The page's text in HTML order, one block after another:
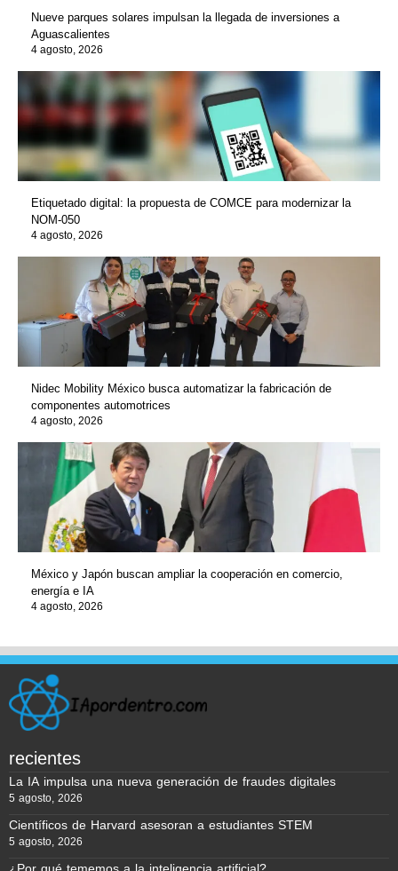
Nueve parques solares impulsan la llegada de inversiones a
Aguascalientes
4 agosto, 2026
Etiquetado digital: la propuesta de COMCE para modernizar la
NOM-050
4 agosto, 2026
Nidec Mobility México busca automatizar la fabricación de
componentes automotrices
4 agosto, 2026
México y Japón buscan ampliar la cooperación en comercio,
energía e IA
4 agosto, 2026
recientes
La IA impulsa una nueva generación de fraudes digitales
5 agosto, 2026
Científicos de Harvard asesoran a estudiantes STEM
5 agosto, 2026